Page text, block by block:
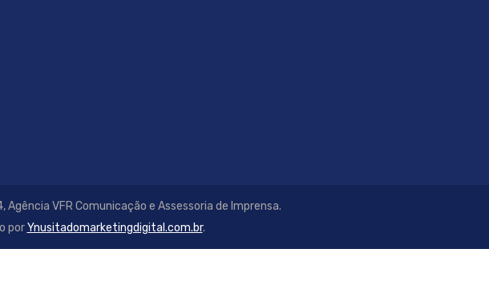
VFR Comunicação e Assessoria de Imprensa.
porYnusitadomarketingdigital.com.br.